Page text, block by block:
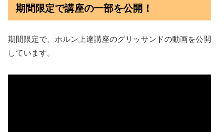
期間限定で講座の一部を公開！
期間限定で、ホルン上達講座のグリッサンドの動画を公開
しています。